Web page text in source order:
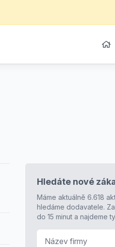
Hledáte nové
Máme aktuálně 6.618
hledáme dodavatele.
do 15 minut a najdeme